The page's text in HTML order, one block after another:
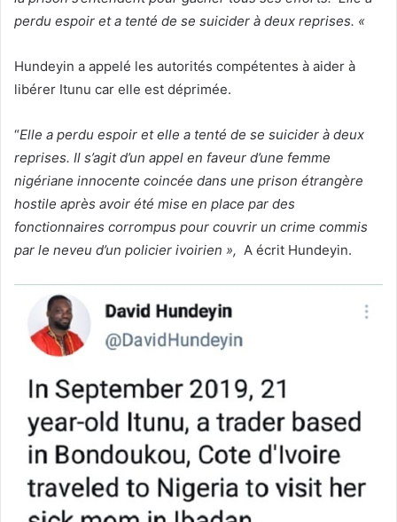
perdu espoir et a tenté de se suicider à deux reprises. «
Hundeyin a appelé les autorités compétentes à aider à
libérer Itunu car elle est déprimée.
“Elle a perdu espoir et elle a tenté de se suicider à deux
reprises. Il s’agit d’un appel en faveur d’une femme
nigériane innocente coincée dans une prison étrangère
hostile après avoir été mise en place par des
fonctionnaires corrompus pour couvrir un crime commis
par le neveu d’un policier ivoirien », A écrit Hundeyin.